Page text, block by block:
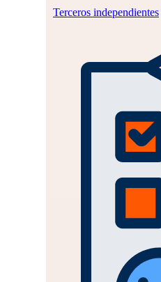
Terceros independientes